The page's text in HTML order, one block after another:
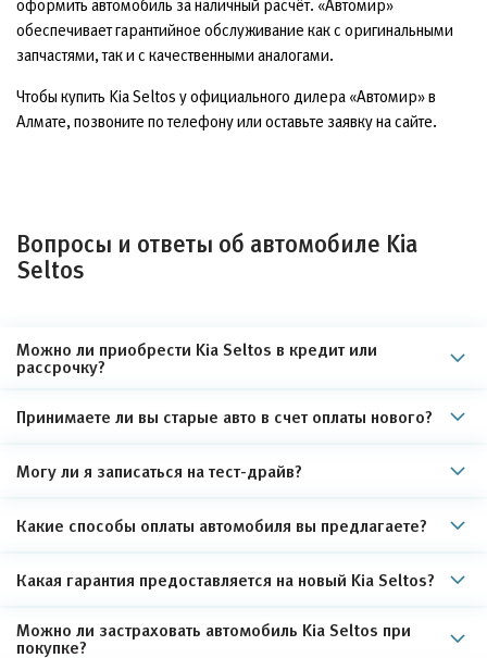
оформить автомобиль за наличный расчёт. «Автомир»
обеспечивает гарантийное обслуживание как с оригинальными
запчастями, так и с качественными аналогами.
Чтобы купить Kia Seltos у официального дилера «Автомир» в
Алмате, позвоните по телефону или оставьте заявку на сайте.
Вопросы и ответы об автомобиле Kia
Seltos
Можно ли приобрести Kia Seltos в кредит или
рассрочку?
Принимаете ли вы старые авто в счет оплаты нового?
Могу ли я записаться на тест-драйв?
Какие способы оплаты автомобиля вы предлагаете?
Какая гарантия предоставляется на новый Kia Seltos?
Можно ли застраховать автомобиль Kia Seltos при
покупке?